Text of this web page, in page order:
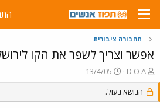
תחבורה ציבורית
אפשר וצריך לשפר את הקו
פ
ו
ת
ח
D O A
פ
ו
ר
ס
13/4/05
הנושא נעול.